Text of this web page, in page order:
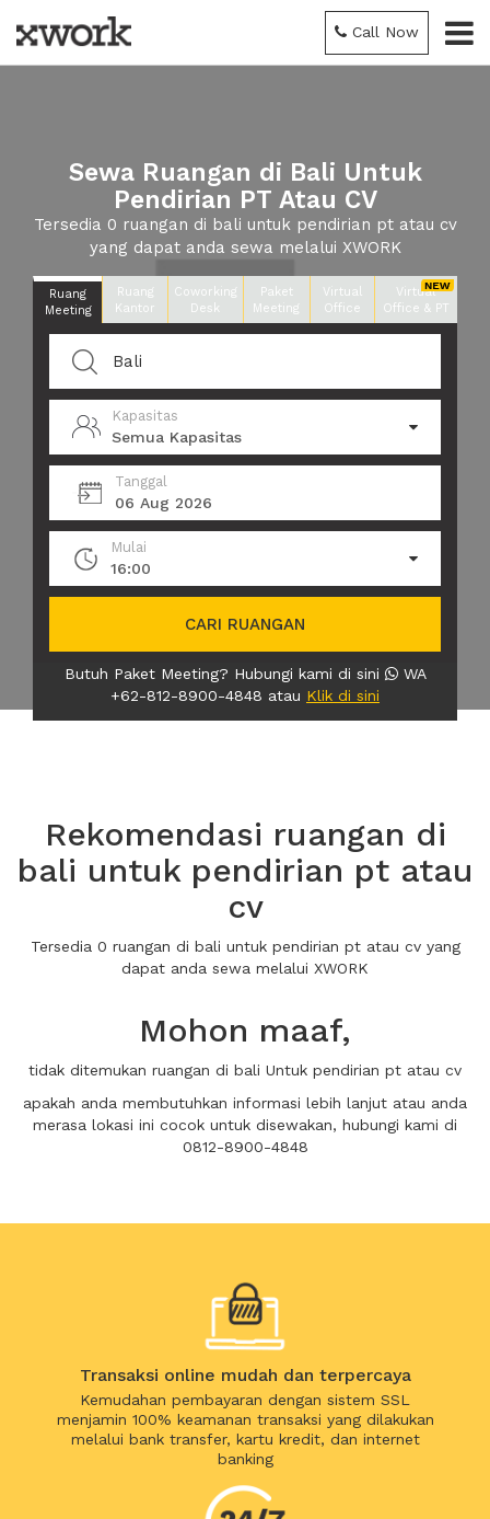
Call Now
Sewa Ruangan di Bali Untuk
Pendirian PT Atau CV
Tersedia 0 ruangan di bali untuk pendirian pt atau cv
yang dapat anda sewa melalui XWORK
Ruang
Meeting
Ruang
Kantor
Coworking
Desk
Paket
Meeting
Virtual
Office
Virtual
Office & PT
Kapasitas
Semua Kapasitas
Tanggal
06 Aug 2026
Mulai
16:00
CARI RUANGAN
Butuh Paket Meeting? Hubungi kami di sini
WA
+62-812-8900-4848 atau Klik di sini
Rekomendasi ruangan di
bali untuk pendirian pt atau
cv
Tersedia 0 ruangan di bali untuk pendirian pt atau cv yang
dapat anda sewa melalui XWORK
Mohon maaf,
tidak ditemukan ruangan di bali Untuk pendirian pt atau cv
apakah anda membutuhkan informasi lebih lanjut atau anda
merasa lokasi ini cocok untuk disewakan, hubungi kami di
0812-8900-4848
Transaksi online mudah dan terpercaya
Kemudahan pembayaran dengan sistem SSL
menjamin 100% keamanan transaksi yang dilakukan
melalui bank transfer, kartu kredit, dan internet
banking